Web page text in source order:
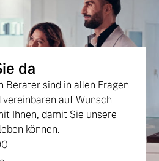
da
Berater sind in allen Fragen
auf Wunsch
Ihnen, damit Sie unsere
können.